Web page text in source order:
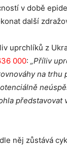
v době
další
uprchlíků z
000: „Příliv
na trhu
představovat
něj zůstává